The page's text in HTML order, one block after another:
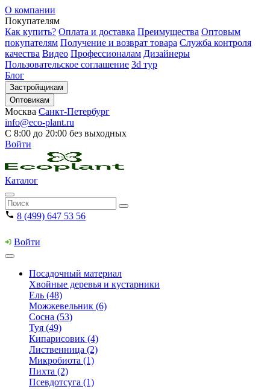
О компании
Покупателям
Как купить? Оплата и доставка Преимущества Оптовым
покупателям Получение и возврат товара Служба контроля
качества Видео Профессионалам Дизайнеры
Пользовательское соглашение 3d тур
Блог
Застройщикам
Оптовикам
Москва Санкт-Петербург
info@eco-plant.ru
С 8:00 до 20:00 без выходных
Войти
Каталог
8 (499) 647 53 56
Войти
Посадочный материал
Хвойные деревья и кустарники
Ель (48)
Можжевельник (6)
Сосна (53)
Туя (49)
Кипарисовик (4)
Лиственница (2)
Микробиота (1)
Пихта (2)
Псевдотсуга (1)